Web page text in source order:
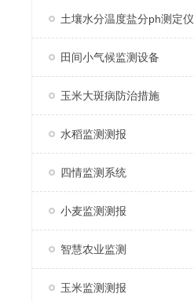
土壤水分温度盐分ph测定仪
田间小气候监测设备
玉米大斑病防治措施
水稻监测测报
四情监测系统
小麦监测测报
智慧农业监测
玉米监测测报